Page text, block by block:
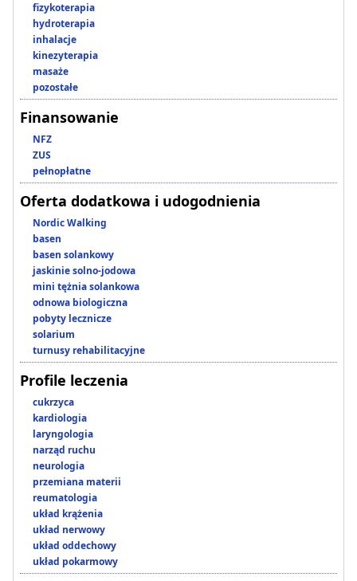
fizykoterapia
hydroterapia
inhalacje
kinezyterapia
masaże
pozostałe
Finansowanie
NFZ
ZUS
pełnopłatne
Oferta dodatkowa i udogodnienia
Nordic Walking
basen
basen solankowy
jaskinie solno-jodowa
mini tężnia solankowa
odnowa biologiczna
pobyty lecznicze
solarium
turnusy rehabilitacyjne
Profile leczenia
cukrzyca
kardiologia
laryngologia
narząd ruchu
neurologia
przemiana materii
reumatologia
układ krążenia
układ nerwowy
układ oddechowy
układ pokarmowy